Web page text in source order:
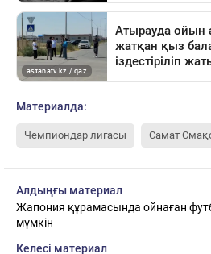
Материалда:
Чемпиондар лигасы Самат
Алдыңғы материал
Жапония құрамасында ойнаған
мүмкін
Келесі материал